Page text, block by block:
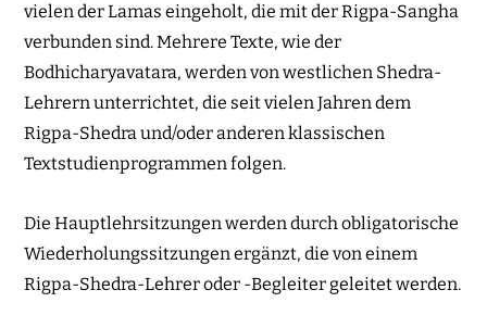
vielen der Lamas eingeholt, die mit der Rigpa-Sangha
verbunden sind. Mehrere Texte, wie der
Bodhicharyavatara, werden von westlichen Shedra-
Lehrern unterrichtet, die seit vielen Jahren dem
Rigpa-Shedra und/oder anderen klassischen
Textstudienprogrammen folgen.
Die Hauptlehrsitzungen werden durch obligatorische
Wiederholungssitzungen ergänzt, die von einem
Rigpa-Shedra-Lehrer oder -Begleiter geleitet werden.